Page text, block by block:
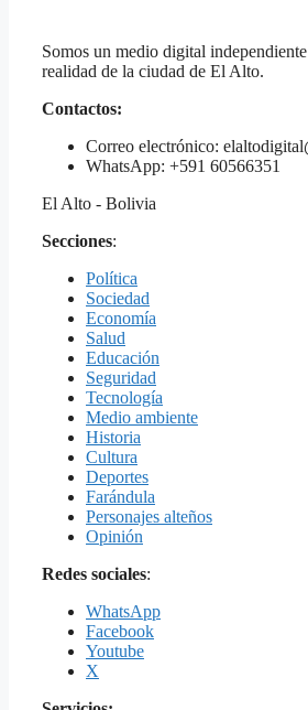
Somos un medio digital
realidad de la ciudad de El Alto.
Contactos:
Correo electrónico:
WhatsApp: +591 60566351
El Alto - Bolivia
Secciones:
Política
Sociedad
Economía
Salud
Educación
Seguridad
Tecnología
Medio ambiente
Historia
Cultura
Deportes
Farándula
Personajes alteños
Opinión
Redes sociales:
WhatsApp
Facebook
Youtube
X